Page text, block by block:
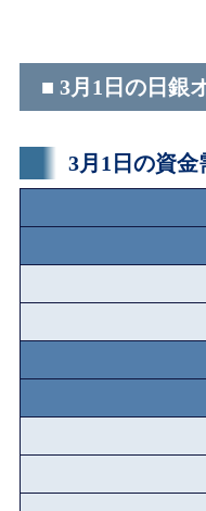
■ 3月1日の日銀
3月1日の資金